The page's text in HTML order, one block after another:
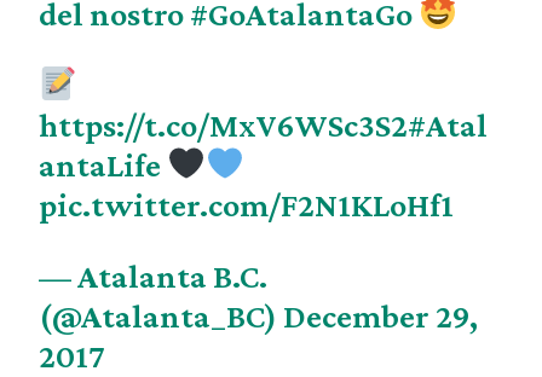
del nostro#GoAtalantaGo
https://t.co/MxV6WSc3S2#Atal
antaLife
pic.twitter.com/F2N1KLoHf1
— Atalanta B.C.
(@Atalanta_BC) December 29,
2017